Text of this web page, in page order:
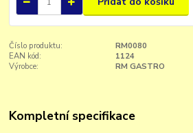
Číslo produktu:
RM0080
EAN kód:
1124
Výrobce:
RM GASTRO
Kompletní specifikace